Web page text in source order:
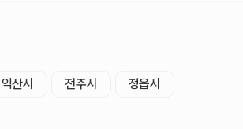
익산시 전주시 정읍시